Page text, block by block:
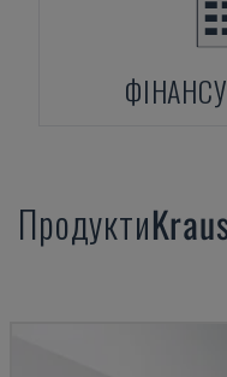
Продукти